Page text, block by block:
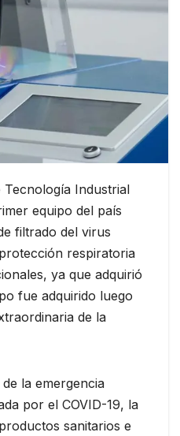
Tecnología Industrial
equipo del país
filtrado del virus
respiratoria
ya que adquirió
fue adquirido luego
de la
la emergencia
por el COVID-19, la
sanitarios e